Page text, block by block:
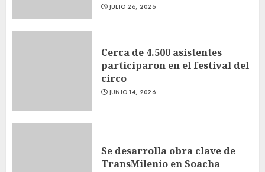
JULIO 26, 2026
Cerca de 4.500 asistentes
participaron en el festival del
circo
JUNIO 14, 2026
Se desarrolla obra clave de
TransMilenio en Soacha